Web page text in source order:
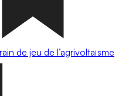
de jeu de l’agrivoltaïsme